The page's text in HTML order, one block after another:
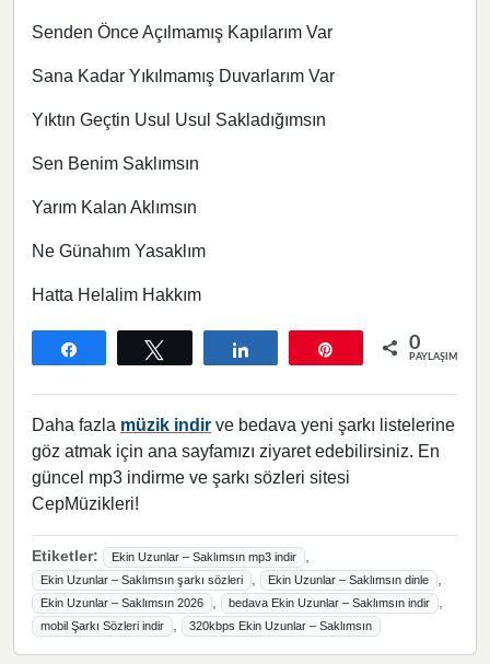
Senden Önce Açılmamış Kapılarım Var
Sana Kadar Yıkılmamış Duvarlarım Var
Yıktın Geçtin Usul Usul Sakladığımsın
Sen Benim Saklımsın
Yarım Kalan Aklımsın
Ne Günahım Yasaklım
Hatta Helalim Hakkım
0
PAYLAŞIMLAR
Daha fazla müzik indir ve bedava yeni şarkı listelerine
göz atmak için ana sayfamızı ziyaret edebilirsiniz. En
güncel mp3 indirme ve şarkı sözleri sitesi
CepMüzikleri!
Etiketler: Ekin Uzunlar – Saklımsın mp3 indir ,
Ekin Uzunlar – Saklımsın şarkı sözleri , Ekin Uzunlar – Saklımsın dinle ,
Ekin Uzunlar – Saklımsın 2026 , bedava Ekin Uzunlar – Saklımsın indir ,
mobil Şarkı Sözleri indir , 320kbps Ekin Uzunlar – Saklımsın